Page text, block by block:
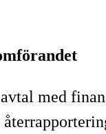
med